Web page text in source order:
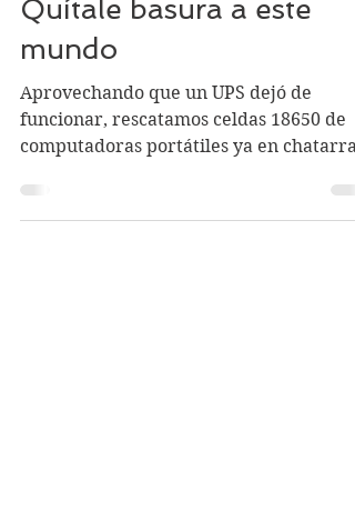
23 oct 2022 2 min de lectura
Quítale basura a este
mundo
Aprovechando que un UPS dejó de
funcionar, rescatamos celdas 18650 de
computadoras portátiles ya en chatarra